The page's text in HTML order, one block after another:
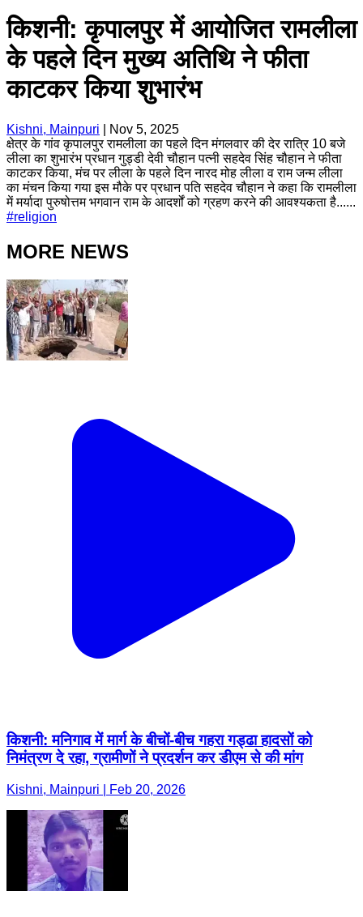
किशनी: कृपालपुर में आयोजित रामलीला
के पहले दिन मुख्य अतिथि ने फीता
काटकर किया शुभारंभ
Kishni, Mainpuri
Nov 5, 2025
क्षेत्र के गांव कृपालपुर रामलीला का पहले दिन मंगलवार की देर रात्रि 10 बजे
लीला का शुभारंभ प्रधान गुड्डी देवी चौहान पत्नी सहदेव सिंह चौहान ने फीता
काटकर किया, मंच पर लीला के पहले दिन नारद मोह लीला व राम जन्म लीला
का मंचन किया गया इस मौके पर प्रधान पति सहदेव चौहान ने कहा कि रामलीला
में मर्यादा पुरुषोत्तम भगवान राम के आदर्शों को ग्रहण करने की आवश्यकता है......
#religion
MORE NEWS
किशनी: मनिगाव में मार्ग के बीचों-बीच गहरा गड्ढा हादसों को
निमंत्रण दे रहा, ग्रामीणों ने प्रदर्शन कर डीएम से की मांग
Kishni, Mainpuri | Feb 20, 2026